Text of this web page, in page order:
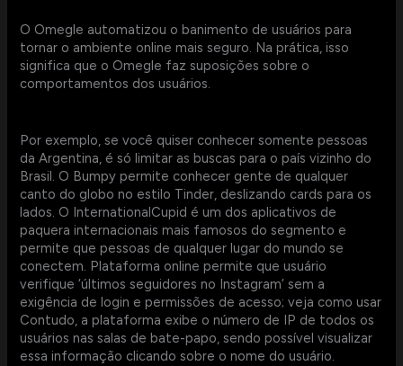
O Omegle automatizou o banimento de usuários para
tornar o ambiente online mais seguro. Na prática, isso
significa que o Omegle faz suposições sobre o
comportamentos dos usuários.
Por exemplo, se você quiser conhecer somente pessoas
da Argentina, é só limitar as buscas para o país vizinho do
Brasil. O Bumpy permite conhecer gente de qualquer
canto do globo no estilo Tinder, deslizando cards para os
lados. O InternationalCupid é um dos aplicativos de
paquera internacionais mais famosos do segmento e
permite que pessoas de qualquer lugar do mundo se
conectem. Plataforma online permite que usuário
verifique ‘últimos seguidores no Instagram’ sem a
exigência de login e permissões de acesso; veja como usar
Contudo, a plataforma exibe o número de IP de todos os
usuários nas salas de bate-papo, sendo possível visualizar
essa informação clicando sobre o nome do usuário.